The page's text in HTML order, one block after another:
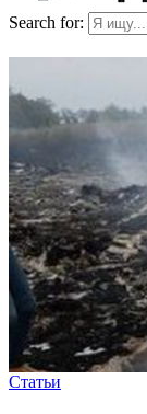
Search for:
Статьи